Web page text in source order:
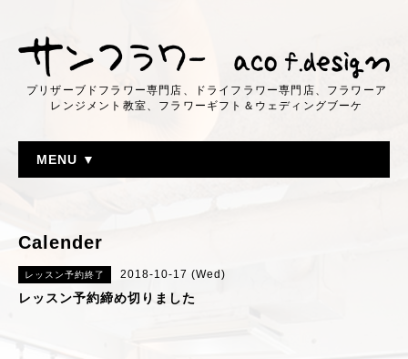
プリザーブドフラワー専門店、ドライフラワー専門店、フラワーア
レンジメント教室、フラワーギフト＆ウェディングブーケ
MENU ▼
Calender
レッスン予約終了 2018-10-17 (Wed)
レッスン予約締め切りました